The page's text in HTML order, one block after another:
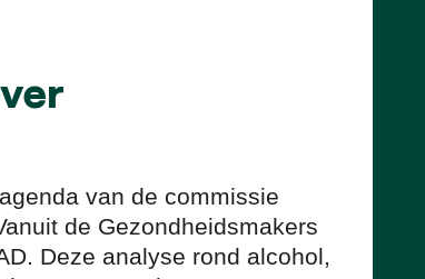
van de commissie
de Gezondheidsmakers
Deze analyse rond alcohol,